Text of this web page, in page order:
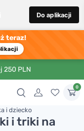
Do aplikacji
teraz!
250 PLN
0
i dziecko
i triki na